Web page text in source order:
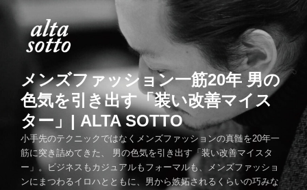
メンズファッション一筋20年 男の
色気を引き出す「装い改善マイス
ター」| ALTA SOTTO
小手先のテクニックではなくメンズファッションの真髄を20年一
筋に突き詰めてきた、 男の色気を引き出す「装い改善マイスタ
ー」。ビジネスもカジュアルもフォーマルも、メンズファッショ
ンにまつわるイロハとともに、男から嫉妬されるくらいの巧みな